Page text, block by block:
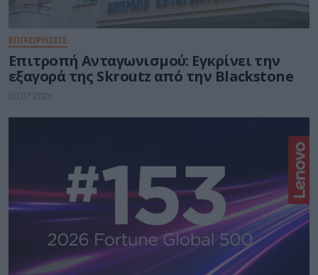
ΕΠΙΧΕΙΡΗΣΕΙΣ
Επιτροπή Ανταγωνισμού: Εγκρίνει την
εξαγορά της Skroutz από την Blackstone
30.07.2026